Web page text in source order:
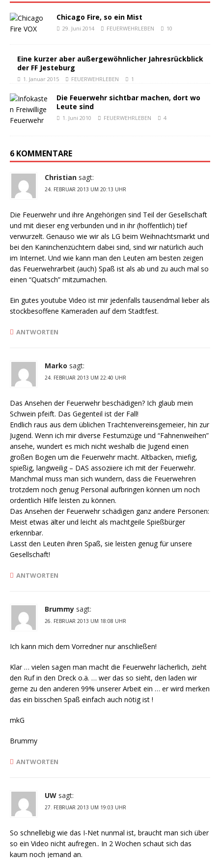
Chicago Fire, so ein Mist
29. Juni 2014 FEUERWEHRLEBEN 10
Eine kurzer aber außergewöhnlicher Jahresrückblick
der FF Jesteburg
1. Januar 2015 FEUERWEHRLEBEN 1
Die Feuerwehr sichtbar machen, dort wo
Leute sind
1. Juni 2010 FEUERWEHRLEBEN 4
6 KOMMENTARE
Christian sagt:
24. FEBRUAR 2013 UM 20:13 UHR
Die Feuerwehr und ihre Angehörigen sind Teil der Gesellschaft
und mit dieser eng verbunden und in ihr (hoffentlich) tief
verwurzelt. Genauso wie wir als LG beim Weihnachtsmarkt und
bei den Kaninchenzüchtern dabei sind, sind wir natürlich auch
im Internet. Und wie kann man den Leuten am besten zeigen
das Feuerwehrarbeit (auch) Spaß ist als ab und zu auch mal so
einen “Quatsch” mitzumachen.
Ein gutes youtube Video ist mir jedenfalls tausendmal lieber als
stockbesoffene Kameraden auf dem Stadtfest.
ANTWORTEN
Marko sagt:
24. FEBRUAR 2013 UM 22:40 UHR
Das Ansehen der Feuerwehr beschädigen? Ich glaub mein
Schwein pfeift. Das Gegenteil ist der Fall!
Endlich raus aus dem üblichen Trachtenvereinsgemeier, hin zur
Jugend. Wenn ich mir diverse Festumzüge und “Fahnenweihen”
ansehe, wundert es mich nicht weshalb die Jugend einen
großen Bogen um die Feuerwehr macht. Altbacken, miefig,
spießig, langweilig – DAS assoziiere ich mit der Feuerwehr.
Manchmal muss man sich wundern, dass die Feuerwehren
trotzdem noch genug Personal aufbringen können um noch
ordentlich Hilfe leisten zu können.
Das Ansehen der Feuerwehr schädigen ganz andere Personen:
Meist etwas älter und leicht als machtgeile Spießbürger
erkennbar.
Lasst den Leuten ihren Spaß, sie leisten genug für unsere
Gesellschaft!
ANTWORTEN
Brummy sagt:
26. FEBRUAR 2013 UM 18:08 UHR
Ich kann mich dem Vorredner nur anschließen!
Klar … vielen sagen man macht die Feuerwehr lächerlich, zieht
den Ruf in den Dreck o.ä. … wer das so sieht, den laden wir
gerne zu den anderen 99% unserer Arbeit ein … er wird merken
das ein bisschen Spaß einfach auch nötig ist !
mkG
Brummy
ANTWORTEN
UW sagt:
27. FEBRUAR 2013 UM 19:03 UHR
So schnellebig wie das I-Net nunmal ist, braucht man sich über
so ein Video nicht aufregen.. In 2 Wochen schaut sich das
kaum noch jemand an.